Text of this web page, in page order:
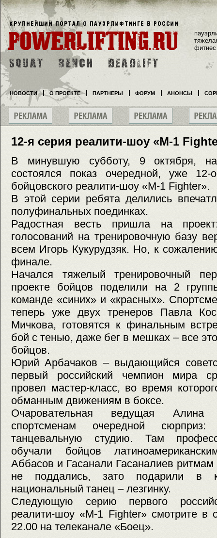
12-я серия реалити-шоу «M-1
В минувшую субботу, 9 октября,
состоялся показ очередной, уже 12-
бойцовского реалити-шоу «М-1 Fighter».
В этой серии ребята делились
полуфинальных поединках.
Радостная весть пришла на
голосований на тренировочную базу
всем Игорь Кукурудзяк. Но, к
финале.
Начался тяжелый тренировочный
проекте бойцов поделили на 2
команде «синих» и «красных».
теперь уже двух тренеров Павла
Мичкова, готовятся к финальным
бой с тенью, даже бег в мешках – все
бойцов.
Юрий Арбачаков – выдающийся
первый российский чемпион мира
провел мастер-класс, во время
обманным движениям в боксе.
Очаровательная ведущая Алина
спортсменам очередной
танцевальную студию. Там
обучали бойцов
Аббасов и Гасанали Гасаналиев ритмам
не поддались, зато подарили в
национальный танец – лезгинку.
Следующую серию первого
реалити-шоу «М-1 Fighter» смотрите в
22.00 на телеканале «Боец».
фитнес
НОВОСТИ О ПРОЕКТЕ ПАРТНЕРЫ ФОРУМ АНОНСЫ